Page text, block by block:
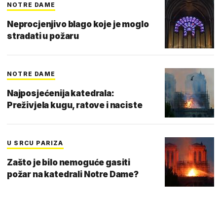
NOTRE DAME
Neprocjenjivo blago koje je moglo
stradati u požaru
NOTRE DAME
Najposjećenija katedrala:
Preživjela kugu, ratove i naciste
U SRCU PARIZA
Zašto je bilo nemoguće gasiti
požar na katedrali Notre Dame?